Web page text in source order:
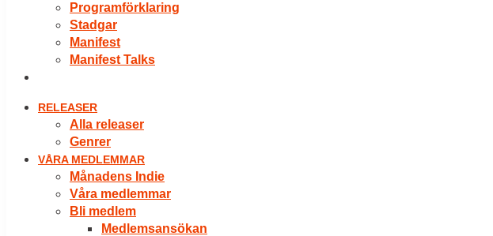
Programförklaring
Stadgar
Manifest
Manifest Talks
RELEASER
Alla releaser
Genrer
VÅRA MEDLEMMAR
Månadens Indie
Våra medlemmar
Bli medlem
Medlemsansökan